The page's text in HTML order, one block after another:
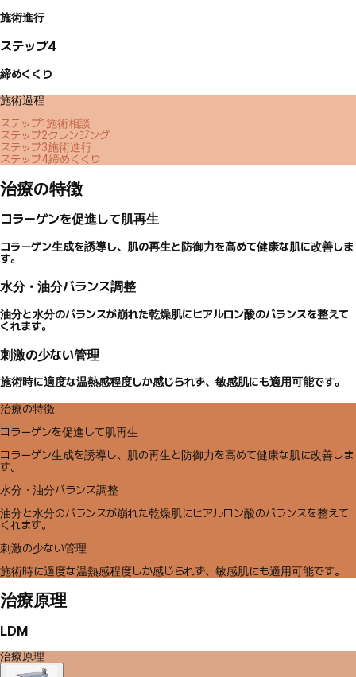
施術進行
ステップ4
締めくくり
施術過程
ステップ1施術相談
ステップ2クレンジング
ステップ3施術進行
ステップ4締めくくり
治療の特徴
コラーゲンを促進して肌再生
コラーゲン生成を誘導し、肌の再生と防御力を高めて健康な肌に改善しま
す。
水分・油分バランス調整
油分と水分のバランスが崩れた乾燥肌にヒアルロン酸のバランスを整えて
くれます。
刺激の少ない管理
施術時に適度な温熱感程度しか感じられず、敏感肌にも適用可能です。
治療の特徴
コラーゲンを促進して肌再生
コラーゲン生成を誘導し、肌の再生と防御力を高めて健康な肌に改善しま
す。
水分・油分バランス調整
油分と水分のバランスが崩れた乾燥肌にヒアルロン酸のバランスを整えて
くれます。
刺激の少ない管理
施術時に適度な温熱感程度しか感じられず、敏感肌にも適用可能です。
治療原理
LDM
治療原理